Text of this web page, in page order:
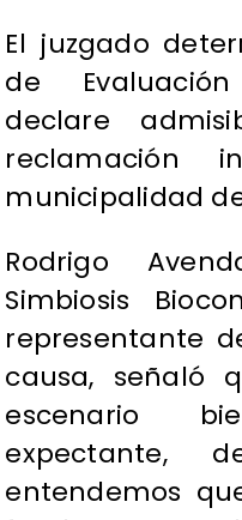
El juzgado
de
declare
reclamación
municipalidad
Rodrigo
Simbiosis
representante
causa, señaló
escenario
expectante,
entendemos